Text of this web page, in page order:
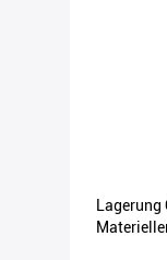
Lagerung